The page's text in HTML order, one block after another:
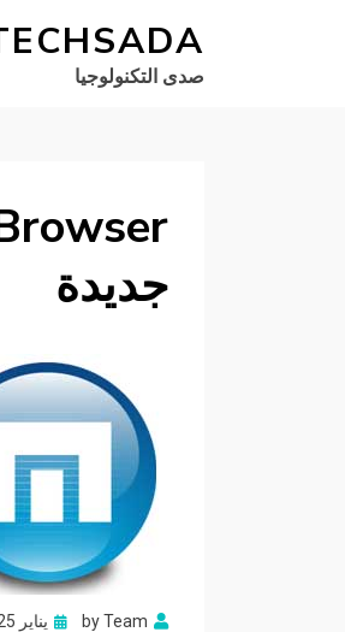
صدى التكنولوجيا
جديدة
byTeam
Posted
يناير 25, 2013